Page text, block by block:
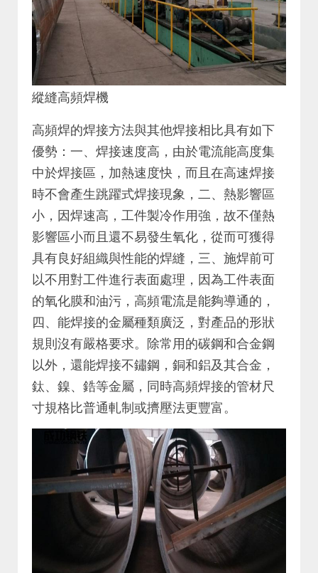
縱縫高頻焊機
高頻焊的焊接方法與其他焊接相比具有如下
優勢：一、焊接速度高，由於電流能高度集
中於焊接區，加熱速度快，而且在高速焊接
時不會產生跳躍式焊接現象，二、熱影響區
小，因焊速高，工件製冷作用強，故不僅熱
影響區小而且還不易發生氧化，從而可獲得
具有良好組織與性能的焊縫，三、施焊前可
以不用對工件進行表面處理，因為工件表面
的氧化膜和油污，高頻電流是能夠導通的，
四、能焊接的金屬種類廣泛，對產品的形狀
規則沒有嚴格要求。除常用的碳鋼和合金鋼
以外，還能焊接不鏽鋼，銅和鋁及其合金，
鈦、鎳、鋯等金屬，同時高頻焊接的管材尺
寸規格比普通軋制或擠壓法更豐富。